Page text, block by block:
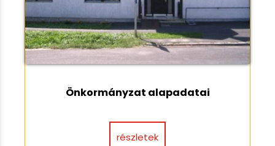
Önkormányzat alapadatai
részletek